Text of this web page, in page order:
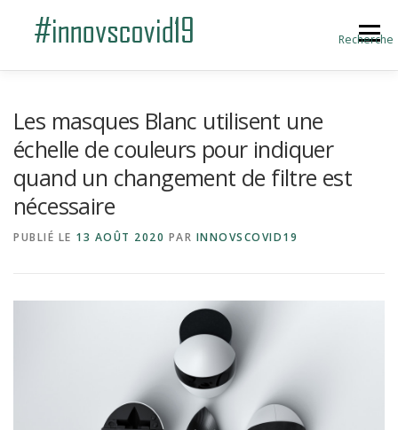
Recherche
Menu
SOUMETTRE UNE INNOVATION
Les masques Blanc utilisent une
échelle de couleurs pour indiquer
quand un changement de filtre est
nécessaire
PUBLIÉ LE 13 AOÛT 2020 PAR INNOVSCOVID19